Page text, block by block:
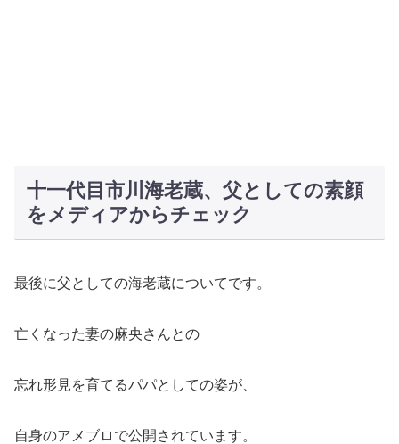
十一代目市川海老蔵、父としての素顔
をメディアからチェック
最後に父としての海老蔵についてです。
亡くなった妻の麻央さんとの
忘れ形見を育てるパパとしての姿が、
自身のアメブロで公開されています。